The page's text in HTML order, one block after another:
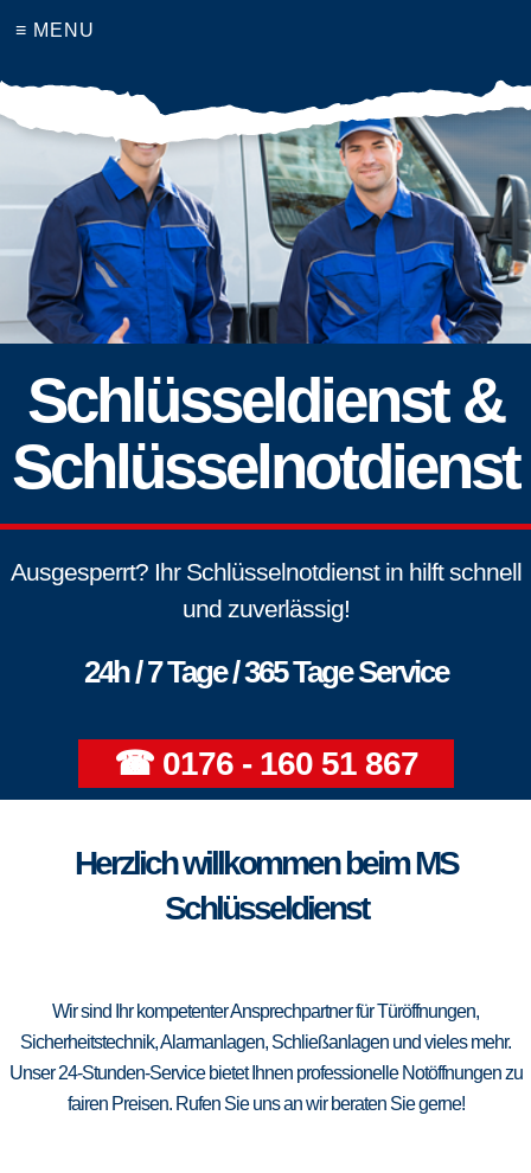
≡ MENU
Schlüsseldienst &
Schlüsselnotdienst
Ausgesperrt? Ihr Schlüsselnotdienst in hilft schnell
und zuverlässig!
24h / 7 Tage / 365 Tage Service
☎ 0176 - 160 51 867
Herzlich willkommen beim MS
Schlüsseldienst
Wir sind Ihr kompetenter Ansprechpartner für Türöffnungen,
Sicherheitstechnik, Alarmanlagen, Schließanlagen und vieles mehr.
Unser 24-Stunden-Service bietet Ihnen professionelle Notöffnungen zu
fairen Preisen. Rufen Sie uns an wir beraten Sie gerne!